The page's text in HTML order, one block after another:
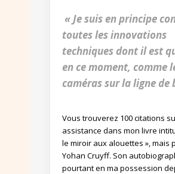
« Je suis en principe
toutes les innovations
techniques dont il est
en ce moment, comme
caméras sur la ligne de
Vous trouverez 100 citations
assistance dans mon livre
le miroir aux alouettes », mais
Yohan Cruyff. Son
pourtant en ma possession